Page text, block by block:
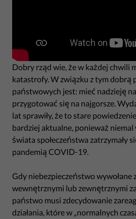
Dobry rząd wie, że w każdej chwili
katastrofy. W związku z tym dobrą
państwowych jest: mieć nadzieję
przygotować się na najgorsze.
lat sprawiły, że to stare
bardziej aktualne, ponieważ
świata społeczeństwa zatrzymały
pandemią COVID-19.
Gdy niebezpieczeństwo wywołane
wewnętrznymi lub zewnętrznymi
państwo musi zdecydowanie
działania, które w „normalnych